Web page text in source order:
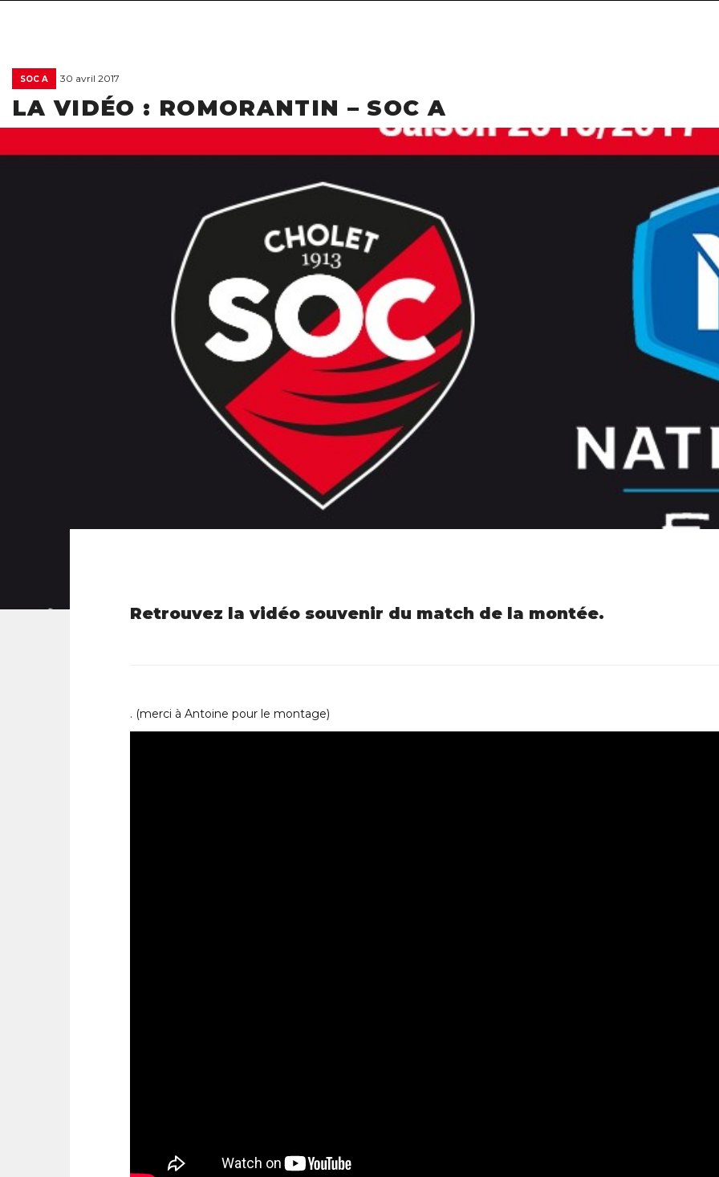
SOC A 30 avril 2017
LA VIDÉO : ROMORANTIN – SOC A
Retrouvez la vidéo souvenir du match de la montée.
. (merci à Antoine pour le montage)